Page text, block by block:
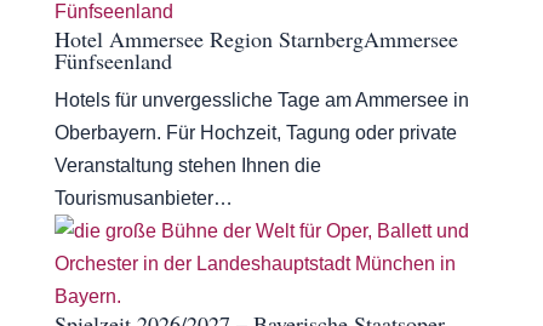
Hotel Ammersee Region StarnbergAmmersee
Fünfseenland
Hotels für unvergessliche Tage am Ammersee in
Oberbayern. Für Hochzeit, Tagung oder private
Veranstaltung stehen Ihnen die
Tourismusanbieter…